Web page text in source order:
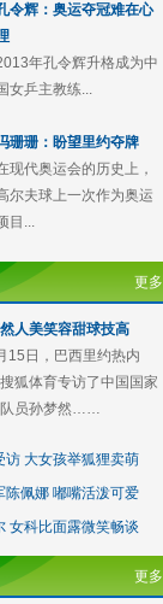
令辉：奥运夺冠难在心
年孔令辉升格成为中
女乒主教练...
珊珊：盼望里约夺牌
现代奥运会的历史上，
尔夫球上一次作为奥运
目...
更多
人美笑容甜球技高
15日，巴西里约热内
狐体育专访了中国国家
员孙梦然……
访 大女孩举狐狸卖萌
陈佩娜 嘟嘴活泼可爱
女科比面露微笑畅谈
更多